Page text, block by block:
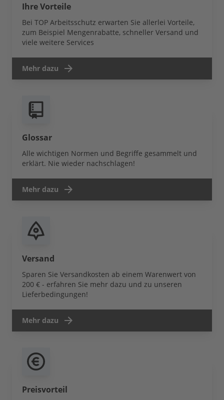
Ihre Vorteile
Bei TOP Arbeitsschutz erwarten Sie allerlei Vorteile,
zum Beispiel Mengenrabatte, schneller Versand und
viele weitere Services
Mehr dazu
Glossar
Alle wichtigen Normen und Begriffe gesammelt und
erklärt. Nie wieder nachschlagen!
Mehr dazu
Versand
Sparen Sie Versandkosten ab einem Warenwert von
200 € - erfahren Sie mehr dazu und zu unseren
Lieferbedingungen!
Mehr dazu
Preisvorteil